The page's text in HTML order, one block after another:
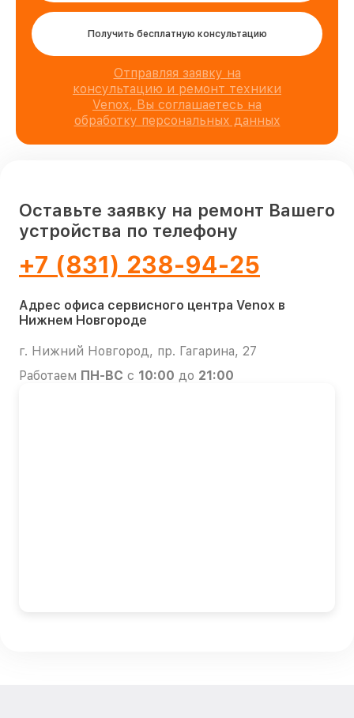
Получить бесплатную консультацию
Отправляя заявку на
консультацию и ремонт техники
Venox, Вы соглашаетесь на
обработку персональных данных
Оставьте заявку на ремонт Вашего
устройства по телефону
+7 (831) 238-94-25
Адрес офиса сервисного центра Venox в
Нижнем Новгороде
г. Нижний Новгород, пр. Гагарина, 27
Работаем ПН-ВС с 10:00 до 21:00